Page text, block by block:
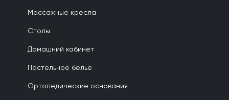
Массажные кресла
Столы
Домашний кабинет
Постельное белье
Ортопедические основания